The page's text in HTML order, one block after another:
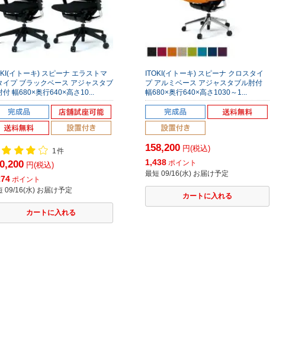
イトーキ) スピーナ エラストマ
イプ ブラックベース アジャスタブ
付 幅680×奥行640×高さ10...
1件
円(税込)
ポイント
09/16(水) お届け予定
ITOKI(イトーキ) スピーナ クロスタイ
プ アルミベース アジャスタブル肘付
幅680×奥行640×高さ1030～1...
158,200円(税込)
1,438 ポイント
最短 09/16(水) お届け予定